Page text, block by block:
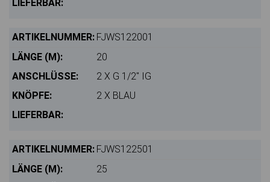
FJWS122001
20
2 X G 1/2" IG
2 X BLAU
FJWS122501
25